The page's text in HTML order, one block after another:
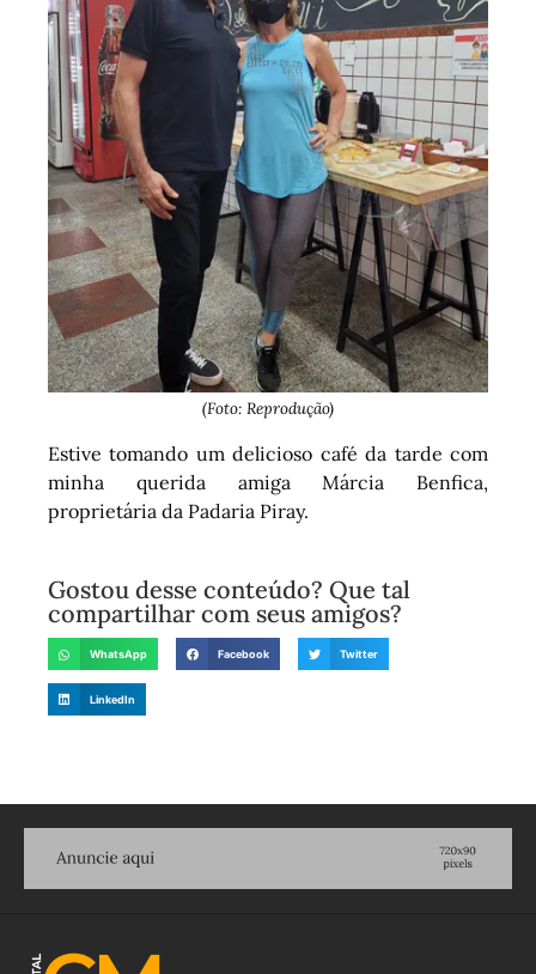
(Foto: Reprodução)
Estive tomando um delicioso café da tarde com
minha querida amiga Márcia Benfica,
proprietária da Padaria Piray.
Gostou desse conteúdo? Que tal
compartilhar com seus amigos?
WhatsApp Facebook Twitter
LinkedIn